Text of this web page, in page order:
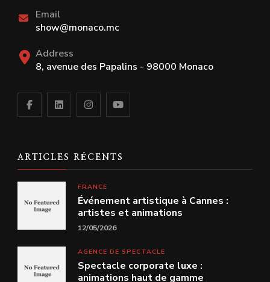
Email
show@monaco.mc
Address
8, avenue des Papalins - 98000 Monaco
ARTICLES RÉCENTS
FRANCE
Événement artistique à Cannes :
artistes et animations
12/05/2026
AGENCE DE SPECTACLE
Spectacle corporate luxe :
animations haut de gamme